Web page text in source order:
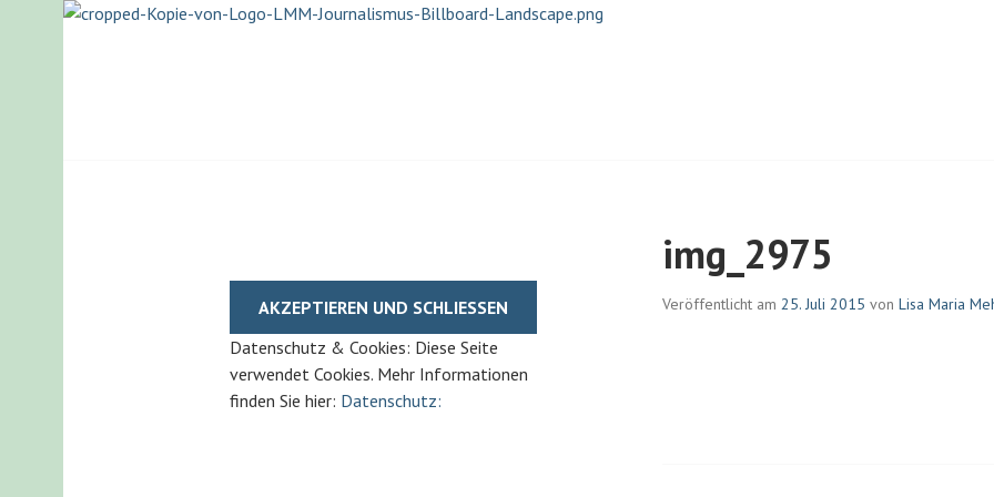
Springe
img_2975
Veröffentlicht am 25. Juli 2015 von Lisa Maria
Datenschutz & Cookies: Diese Seite
verwendet Cookies. Mehr Informationen
finden Sie hier: Datenschutz: